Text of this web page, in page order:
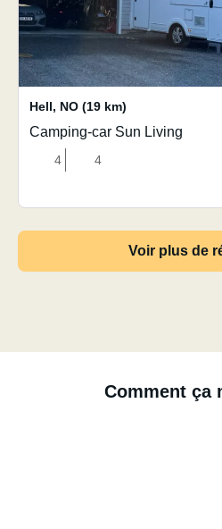
Hell, NO (19 km)
Camping-car Sun Living
4 4
Voir plus de
Comment ça